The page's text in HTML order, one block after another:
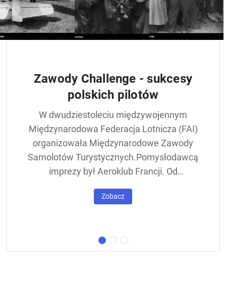
Zawody Challenge - sukcesy
polskich pilotów
W dwudziestoleciu międzywojennym
Międzynarodowa Federacja Lotnicza (FAI)
organizowała Międzynarodowe Zawody
Samolotów Turystycznych.Pomysłodawcą
imprezy był Aeroklub Francji. Od
de Tourisme – zawody nazywane były w
trasie znajdowała się m.in. Warszawa.
Zobacz